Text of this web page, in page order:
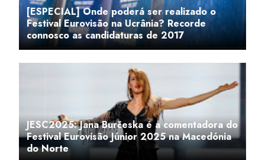
[ESPECIAL] Onde poderá ser realizado o
Festival Eurovisão na Ucrânia? Recorde
connosco as candidaturas de 2017
JESC2025: Jana Burčeska é a comentadora do
Festival Eurovisão Júnior 2025 na Macedónia
do Norte